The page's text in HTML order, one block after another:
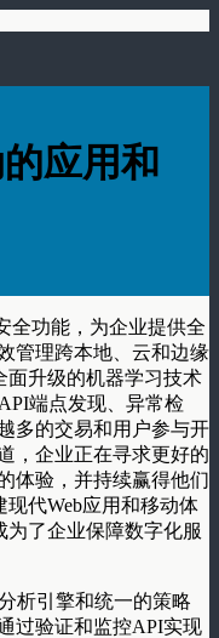
应用和
全功能，为企业提供全
管理跨本地、云和边缘
面升级的机器学习技术
端点发现、异常检
多的交易和用户参与开
，企业正在寻求更好的
体验，并持续赢得他们
代Web应用和移动体
了企业保障数字化服
析引擎和统一的策略
过验证和监控API实现